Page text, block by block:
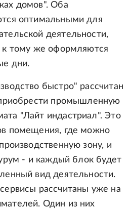
домов". Оба
оптимальными для
деятельности,
к тому же оформляются
дни.
быстро" рассчитан
промышленную
"Лайт индастриал". Это
помещения, где можно
зону, и
- и каждый блок будет
вид деятельности.
рассчитаны уже на
Один из них